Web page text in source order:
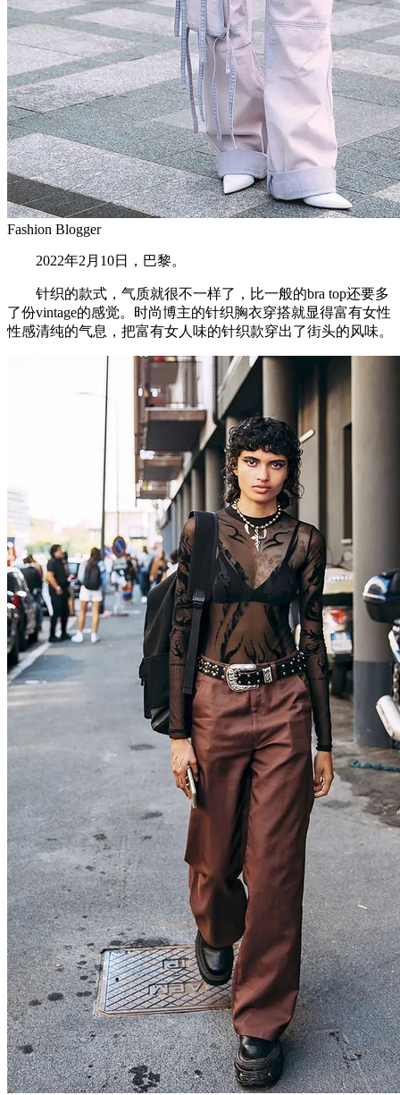
Fashion Blogger
2022年2月10日，巴黎。
针织的款式，气质就很不一样了，比一般的bra top还要多
了份vintage的感觉。时尚博主的针织胸衣穿搭就显得富有女性
性感清纯的气息，把富有女人味的针织款穿出了街头的风味。